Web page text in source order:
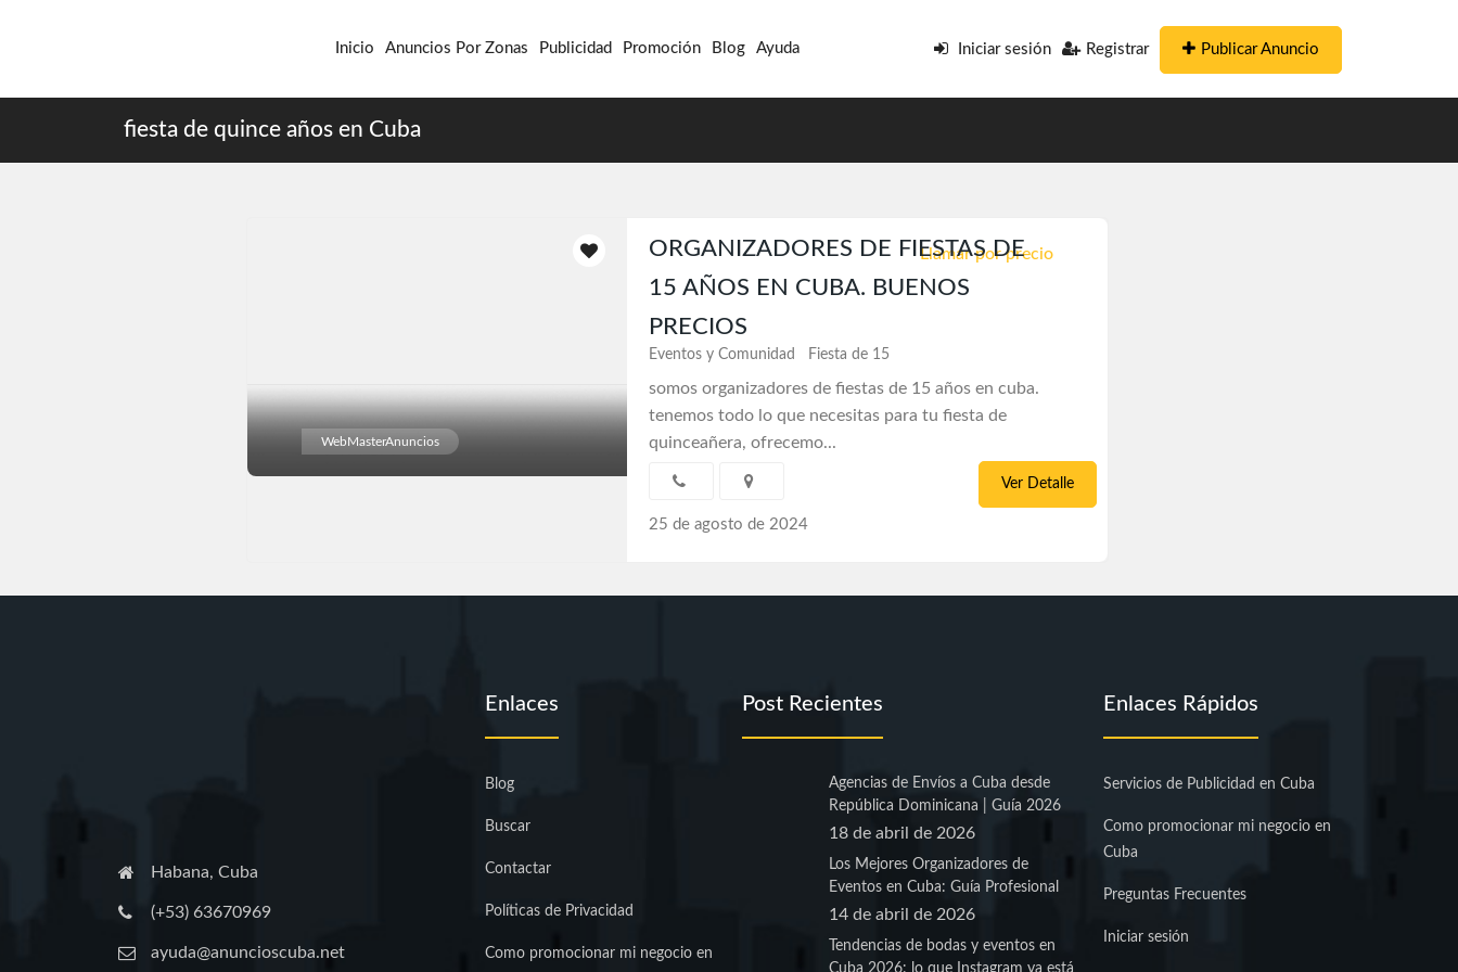
Inicio Anuncios Por Zonas Publicidad Promoción Blog Ayuda Iniciar sesión Registrar Publicar Anuncio
fiesta de quince años en Cuba
WebMasterAnuncios
Llamar por precio
ORGANIZADORES DE FIESTAS DE
15 AÑOS EN CUBA. BUENOS
PRECIOS
Eventos y Comunidad Fiesta de 15
somos organizadores de fiestas de 15 años en cuba.
tenemos todo lo que necesitas para tu fiesta de
quinceañera, ofrecemo...
25 de agosto de 2024
Ver Detalle
Habana, Cuba
(+53) 63670969
ayuda@anuncioscuba.net
Enlaces
Blog
Buscar
Contactar
Políticas de Privacidad
Como promocionar mi negocio en
Post Recientes
Agencias de Envíos a Cuba desde
República Dominicana | Guía 2026
18 de abril de 2026
Los Mejores Organizadores de
Eventos en Cuba: Guía Profesional
14 de abril de 2026
Tendencias de bodas y eventos en
Cuba 2026: lo que Instagram ya está
Enlaces Rápidos
Servicios de Publicidad en Cuba
Como promocionar mi negocio en
Cuba
Preguntas Frecuentes
Iniciar sesión